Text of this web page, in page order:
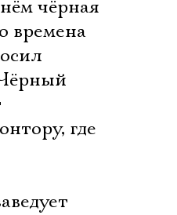
чёрная
времена
где